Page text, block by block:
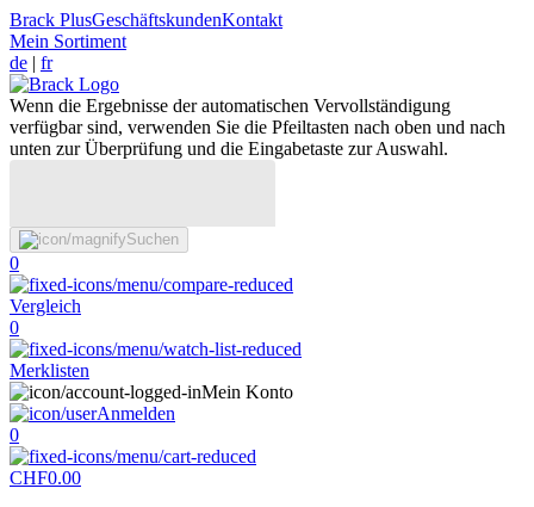
Brack PlusGeschäftskundenKontakt
Mein Sortiment
de | fr
Wenn die Ergebnisse der automatischen Vervollständigung
verfügbar sind, verwenden Sie die Pfeiltasten nach oben und nach
unten zur Überprüfung und die Eingabetaste zur Auswahl.
Suchen
0
Vergleich
0
Merklisten
Mein Konto
Anmelden
0
CHF0.00